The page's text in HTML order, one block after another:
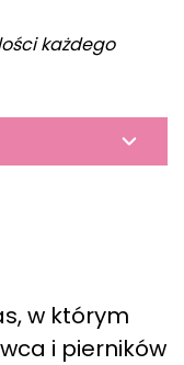
każdego
w którym
i pierników